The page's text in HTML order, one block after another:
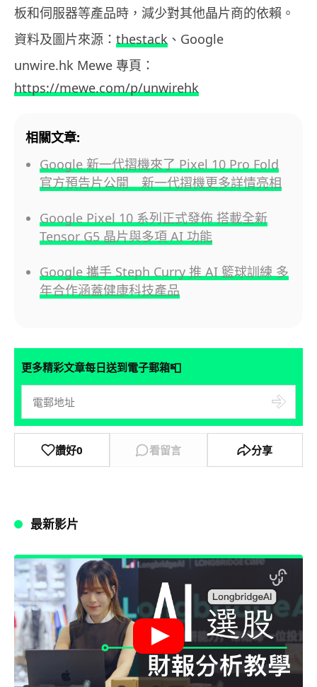
板和伺服器等產品時，減少對其他晶片商的依賴。
資料及圖片來源： thestack 、Google
unwire.hk Mewe 專頁：
https://mewe.com/p/unwirehk
相關文章:
Google 新一代摺機來了 Pixel 10 Pro Fold
官方預告片公開 新一代摺機更多詳情亮相
Google Pixel 10 系列正式發佈 搭載全新
Tensor G5 晶片與多項 AI 功能
Google 攜手 Steph Curry 推 AI 籃球訓練 多
年合作涵蓋健康科技產品
更多精彩文章每日送到電子郵箱📮
讚好0 看留言 分享
最新影片